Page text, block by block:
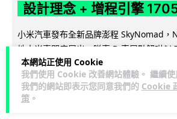
本網站正使用 Cookie
我們使用 Cookie 改善網站體驗。 繼續使
我們的網站即表示您同意我們的 Cookie
策 。
設計理念 + 增程引擎
小米汽車發布全新品牌澎程 SkyNomad，
地小米專門店展出，睇真 D 車尾點解咁似
文
18 1↗ 分享